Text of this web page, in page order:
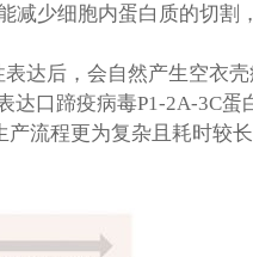
少细胞内蛋白质的切
达后，会自然产生空衣
口蹄疫病毒P1-2A-3C
流程更为复杂且耗时较